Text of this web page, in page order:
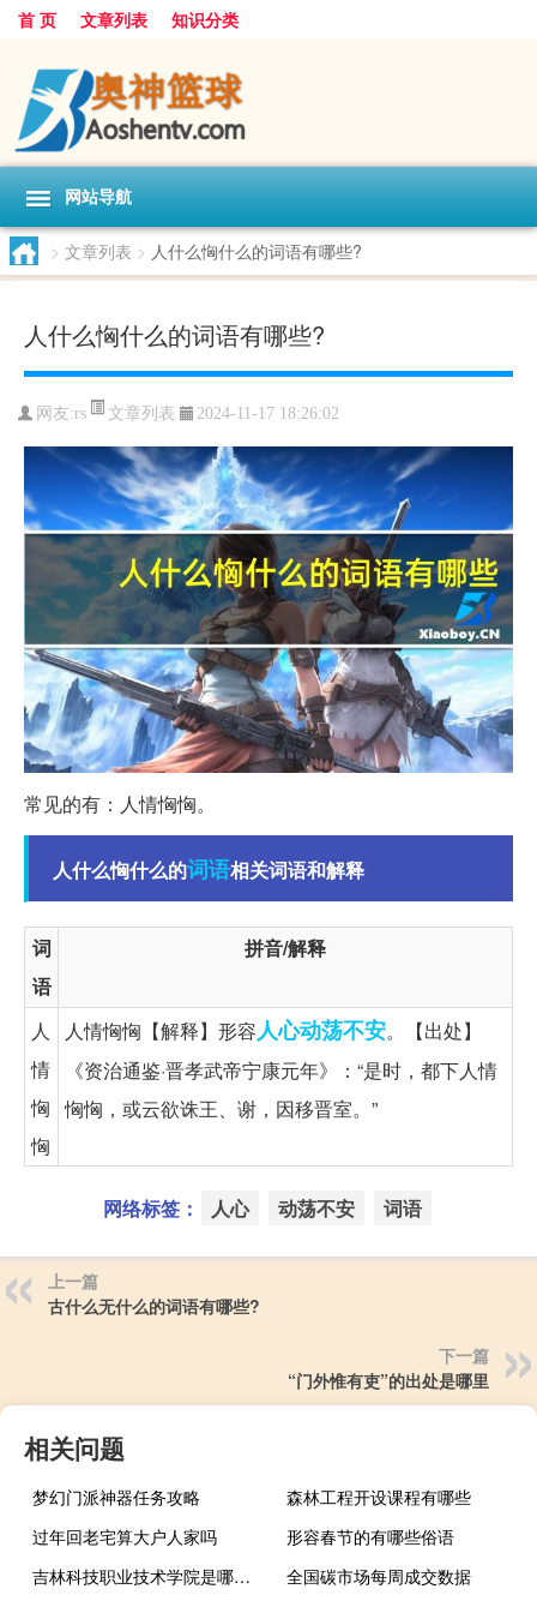
首 页 文章列表 知识分类
网站导航
> 文章列表 > 人什么恟什么的词语有哪些?
人什么恟什么的词语有哪些?
网友:rs 文章列表 2024-11-17 18:26:02
常见的有：人情恟恟。
人什么恟什么的词语相关词语和解释
词
语
拼音/解释
人
情
恟
恟
人情恟恟【解释】形容人心动荡不安。【出处】
《资治通鉴·晋孝武帝宁康元年》：“是时，都下人情
恟恟，或云欲诛王、谢，因移晋室。”
网络标签： 人心 动荡不安 词语
上一篇
古什么无什么的词语有哪些?
下一篇
“门外惟有吏”的出处是哪里
相关问题
梦幻门派神器任务攻略
森林工程开设课程有哪些
过年回老宅算大户人家吗
形容春节的有哪些俗语
吉林科技职业技术学院是哪一年创办的
全国碳市场每周成交数据